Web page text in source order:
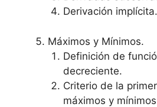
Derivación implícita.
Máximos y Mínimos.
Definición de
decreciente.
Criterio de la
máximos y